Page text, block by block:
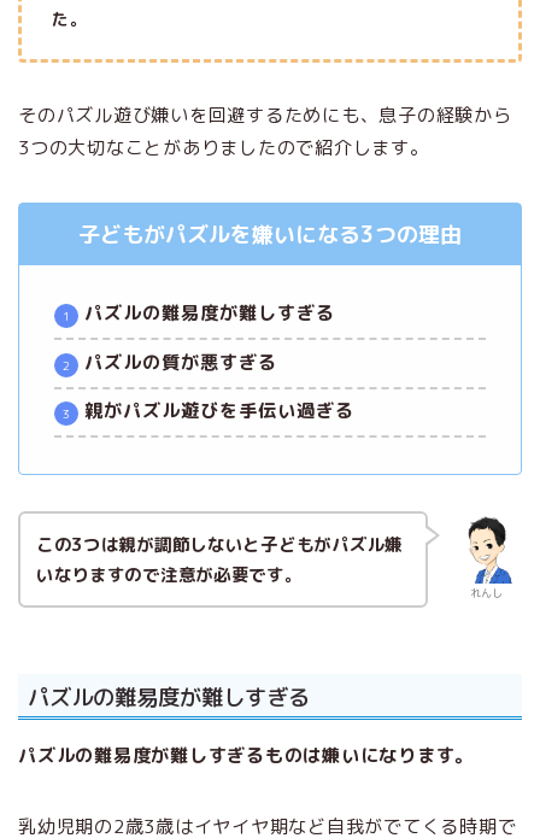
た。
そのパズル遊び嫌いを回避するためにも、息子の経験から
3つの大切なことがありましたので紹介します。
子どもがパズルを嫌いになる3つの理由
パズルの難易度が難しすぎる
パズルの質が悪すぎる
親がパズル遊びを手伝い過ぎる
れんし
この3つは親が調節しないと子どもがパズル嫌
いなりますので注意が必要です。
パズルの難易度が難しすぎる
パズルの難易度が難しすぎるものは嫌いになります。
乳幼児期の2歳3歳はイヤイヤ期など自我がでてくる時期で